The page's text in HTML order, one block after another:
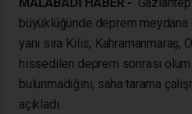
büyüklüğünde deprem meydana
yanı sıra Kilis, Kahramanmaraş,
hissedilen deprem sonrası
bulunmadığını, saha tarama
açıkladı.